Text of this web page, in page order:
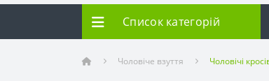
Список категорій
Чоловіче взуття Чоловічі